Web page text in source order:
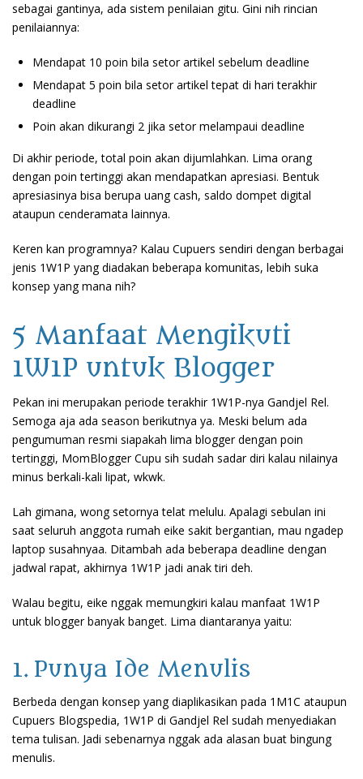
sebagai gantinya, ada sistem penilaian gitu. Gini nih rincian
penilaiannya:
Mendapat 10 poin bila setor artikel sebelum deadline
Mendapat 5 poin bila setor artikel tepat di hari terakhir
deadline
Poin akan dikurangi 2 jika setor melampaui deadline
Di akhir periode, total poin akan dijumlahkan. Lima orang
dengan poin tertinggi akan mendapatkan apresiasi. Bentuk
apresiasinya bisa berupa uang cash, saldo dompet digital
ataupun cenderamata lainnya.
Keren kan programnya? Kalau Cupuers sendiri dengan berbagai
jenis 1W1P yang diadakan beberapa komunitas, lebih suka
konsep yang mana nih?
5 Manfaat Mengikuti
1W1P untuk Blogger
Pekan ini merupakan periode terakhir 1W1P-nya Gandjel Rel.
Semoga aja ada season berikutnya ya. Meski belum ada
pengumuman resmi siapakah lima blogger dengan poin
tertinggi, MomBlogger Cupu sih sudah sadar diri kalau nilainya
minus berkali-kali lipat, wkwk.
Lah gimana, wong setornya telat melulu. Apalagi sebulan ini
saat seluruh anggota rumah eike sakit bergantian, mau ngadep
laptop susahnyaa. Ditambah ada beberapa deadline dengan
jadwal rapat, akhirnya 1W1P jadi anak tiri deh.
Walau begitu, eike nggak memungkiri kalau manfaat 1W1P
untuk blogger banyak banget. Lima diantaranya yaitu:
1. Punya Ide Menulis
Berbeda dengan konsep yang diaplikasikan pada 1M1C ataupun
Cupuers Blogspedia, 1W1P di Gandjel Rel sudah menyediakan
tema tulisan. Jadi sebenarnya nggak ada alasan buat bingung
menulis.